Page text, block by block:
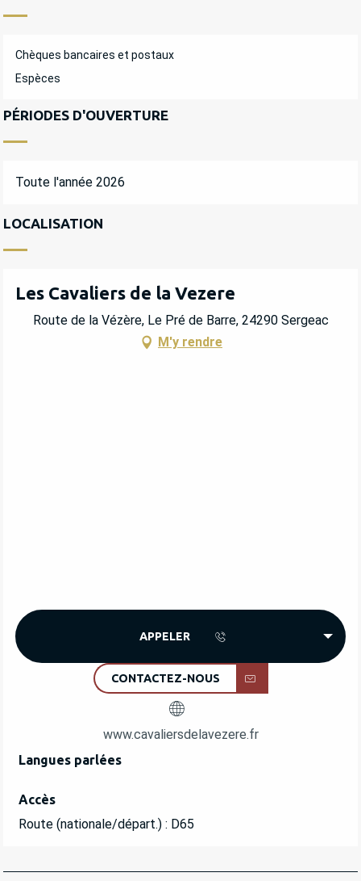
Chèques bancaires et postaux
Espèces
PÉRIODES D'OUVERTURE
Toute l'année 2026
LOCALISATION
Les Cavaliers de la Vezere
Route de la Vézère, Le Pré de Barre, 24290 Sergeac
M'y rendre
APPELER
CONTACTEZ-NOUS
www.cavaliersdelavezere.fr
Langues parlées
Langues parlées
Accès
Accès
Route (nationale/départ.) : D65